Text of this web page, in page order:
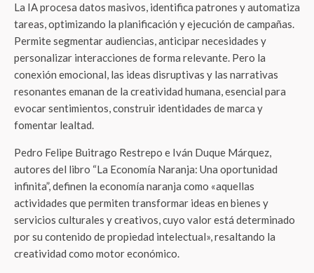
La IA procesa datos masivos, identifica patrones y automatiza
tareas, optimizando la planificación y ejecución de campañas.
Permite segmentar audiencias, anticipar necesidades y
personalizar interacciones de forma relevante. Pero la
conexión emocional, las ideas disruptivas y las narrativas
resonantes emanan de la creatividad humana, esencial para
evocar sentimientos, construir identidades de marca y
fomentar lealtad.
Pedro Felipe Buitrago Restrepo e Iván Duque Márquez,
autores del libro “La Economía Naranja: Una oportunidad
infinita”, definen la economía naranja como «aquellas
actividades que permiten transformar ideas en bienes y
servicios culturales y creativos, cuyo valor está determinado
por su contenido de propiedad intelectual», resaltando la
creatividad como motor económico.